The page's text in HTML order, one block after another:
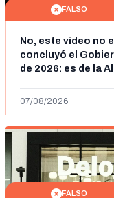
FALSO
No, este vídeo no
concluyó el
de 2026: es de la
07/08/2026
FALSO